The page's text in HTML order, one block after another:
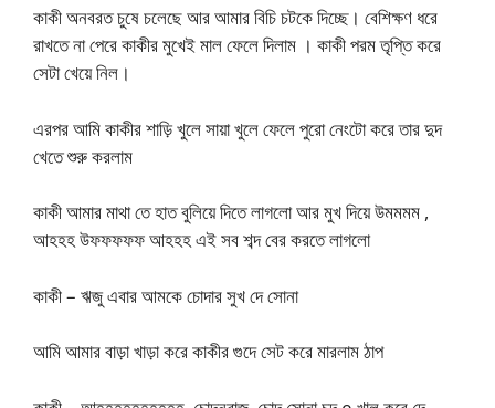
কাকী অনবরত চুষে চলেছে আর আমার বিচি চটকে দিচ্ছে। বেশিক্ষণ ধরে
রাখতে না পেরে কাকীর মুখেই মাল ফেলে দিলাম । কাকী পরম তৃপ্তি করে
সেটা খেয়ে নিল।
এরপর আমি কাকীর শাড়ি খুলে সায়া খুলে ফেলে পুরো নেংটো করে তার দুদ
খেতে শুরু করলাম
কাকী আমার মাথা তে হাত বুলিয়ে দিতে লাগলো আর মুখ দিয়ে উমমমম ,
আহহহ উফফফফফ আহহহ এই সব শব্দ বের করতে লাগলো
কাকী – ঋজু এবার আমকে চোদার সুখ দে সোনা
আমি আমার বাড়া খাড়া করে কাকীর গুদে সেট করে মারলাম ঠাপ